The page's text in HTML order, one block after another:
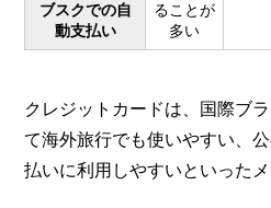
ブスクでの自
動支払い
ることが
多い
クレジットカードは、国際ブ
て海外旅行でも使いやすい、
払いに利用しやすいといった